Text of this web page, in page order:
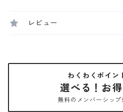
レビュー
わくわくポイン
選べる！お
無料のメンバーシッ